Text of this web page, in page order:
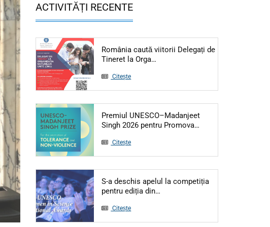
ACTIVITĂȚI RECENTE
România caută viitorii Delegați de
Tineret la Orga…
Citește
Premiul UNESCO–Madanjeet
Singh 2026 pentru Promova…
Citește
S-a deschis apelul la competiția
pentru ediția din…
Citește